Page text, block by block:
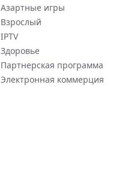
Азартные игры
Взрослый
IPTV
Здоровье
Партнерская программа
Электронная коммерция